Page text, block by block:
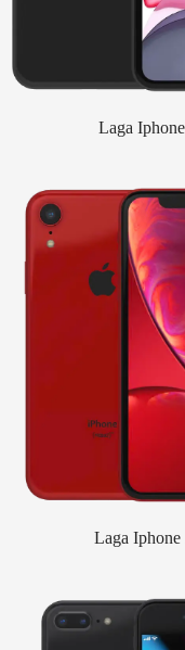
Laga Iphone
Laga Iphone